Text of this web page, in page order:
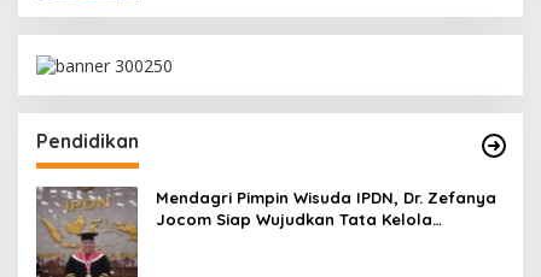
Pendidikan
Mendagri Pimpin Wisuda IPDN, Dr. Zefanya
Jocom Siap Wujudkan Tata Kelola